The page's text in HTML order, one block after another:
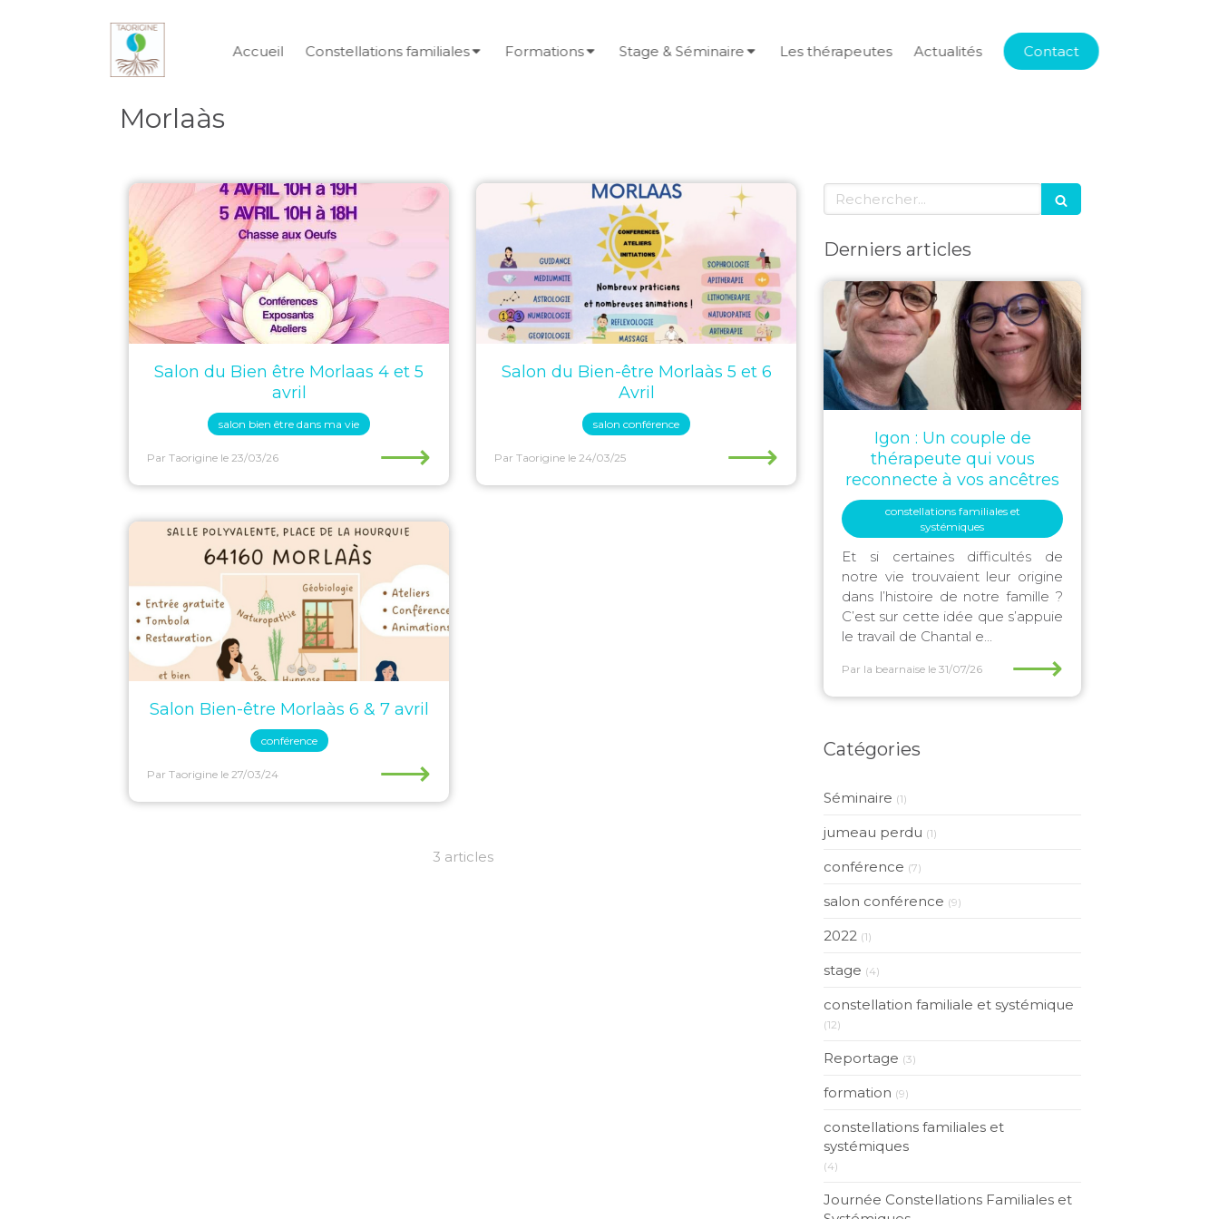
Accueil Constellations familiales Formations Stage & Séminaire Les thérapeutes Actualités Contact
Morlaàs
Salon du Bien être Morlaas 4 et 5
avril
salon bien être dans ma vie
Par Taorigine le 23/03/26 ⟶
Salon du Bien-être Morlaàs 5 et 6
Avril
salon conférence
Par Taorigine le 24/03/25 ⟶
Salon Bien-être Morlaàs 6 & 7 avril
conférence
Par Taorigine le 27/03/24 ⟶
3 articles
Rechercher
Derniers articles
Igon : Un couple de
thérapeute qui vous
reconnecte à vos ancêtres
constellations familiales et
systémiques
Et si certaines difficultés de
notre vie trouvaient leur origine
dans l’histoire de notre famille ?
C’est sur cette idée que s’appuie
le travail de Chantal e...
Par la bearnaise le 31/07/26 ⟶
Catégories
Séminaire (1)
jumeau perdu (1)
conférence (7)
salon conférence (9)
2022 (1)
stage (4)
constellation familiale et systémique
(12)
Reportage (3)
formation (9)
constellations familiales et
systémiques
(4)
Journée Constellations Familiales et